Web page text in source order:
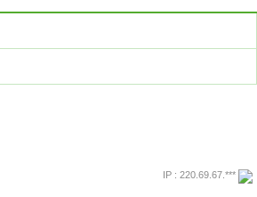
IP : 220.69.67.***